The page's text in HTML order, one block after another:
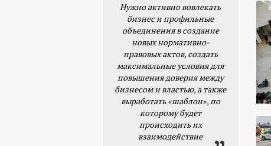
Нужно активно вовлекать
бизнес и профильные
объединения в создание
новых нормативно-
правовых актов, создать
максимальные условия для
повышения доверия между
бизнесом и властью, а также
выработать «шаблон», по
которому будет
происходить их
взаимодействие